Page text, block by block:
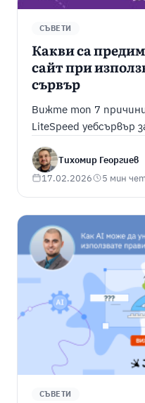
СЪВЕТИ
Какви са
сайт при
сървър
Вижте топ 7
LiteSpeed уебсървър
Тихомир Георгиев
17.02.2026 5 мин
СЪВЕТИ